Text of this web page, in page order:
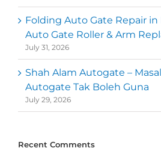
Folding Auto Gate Repair in
Auto Gate Roller & Arm
July 31, 2026
Shah Alam Autogate –
Autogate Tak Boleh Guna
July 29, 2026
Recent Comments